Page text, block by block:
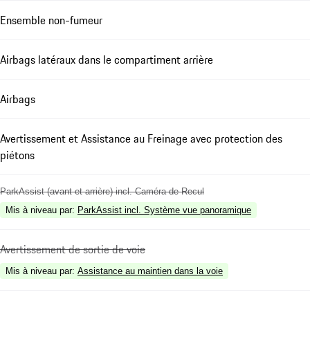
Ensemble non-fumeur
Airbags latéraux dans le compartiment arrière
Airbags
Avertissement et Assistance au Freinage avec protection des
piétons
ParkAssist (avant et arrière) incl. Caméra de Recul
Mis à niveau par: ParkAssist incl. Système vue panoramique
Avertissement de sortie de voie
Mis à niveau par: Assistance au maintien dans la voie